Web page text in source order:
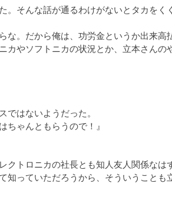
そんな話が通るわけがないとタカをく
な。だから俺は、功労金というか出来
カやソフトニカの状況とか、立本さんの
ではないようだった。
ちゃんともらうので！』
クトロニカの社長とも知人友人関係なは
知っていただろうから、そういうことも